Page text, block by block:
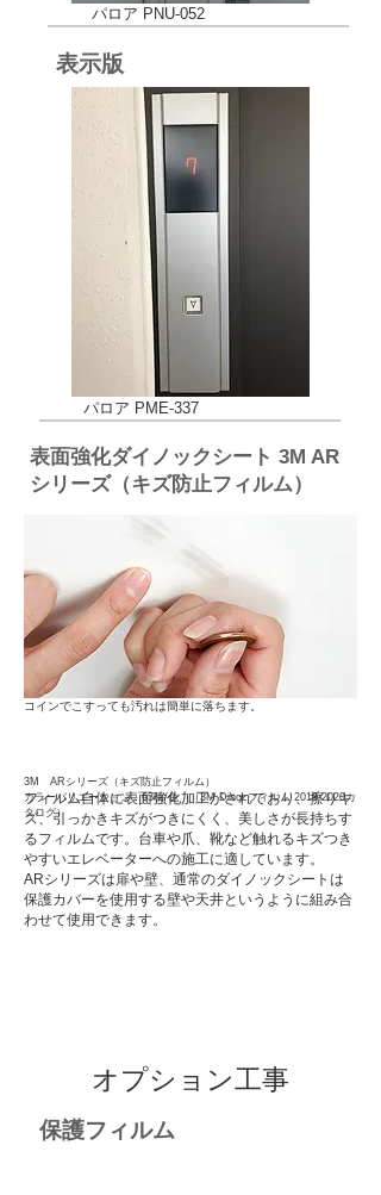
​パロア PNU-052
​表示版
パロア PME-337
表面強化ダイノックシート 3M AR
シリーズ（キズ防止フィルム）
​コインでこすっても汚れは簡単に落ちます。
フィルム自体に表面強化加工がされており、擦りキ
ズ、引っかきキズがつきにくく、美しさが長持ちす
るフィルムです。台車や爪、靴など触れるキズつき
やすいエレベーターへの施工に適しています。
ARシリーズは扉や壁、通常のダイノックシートは
保護カバーを使用する壁や天井というように組み合
わせて使用できます。
3M ARシリーズ（キズ防止フィルム）
カラーバリエーション：63柄/色 （3M Dinocフィルム 2018-2020カ
タログ）
オプション工事
保護フィルム